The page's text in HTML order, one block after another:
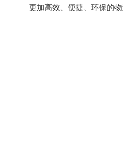
更加高效、便捷、环保的